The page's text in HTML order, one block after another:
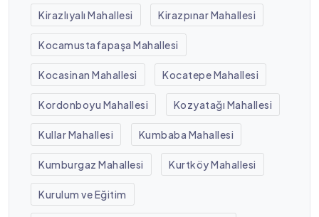
Kirazlıyalı Mahallesi Kirazpınar Mahallesi
Kocamustafapaşa Mahallesi
Kocasinan Mahallesi Kocatepe Mahallesi
Kordonboyu Mahallesi Kozyatağı Mahallesi
Kullar Mahallesi Kumbaba Mahallesi
Kumburgaz Mahallesi Kurtköy Mahallesi
Kurulum ve Eğitim